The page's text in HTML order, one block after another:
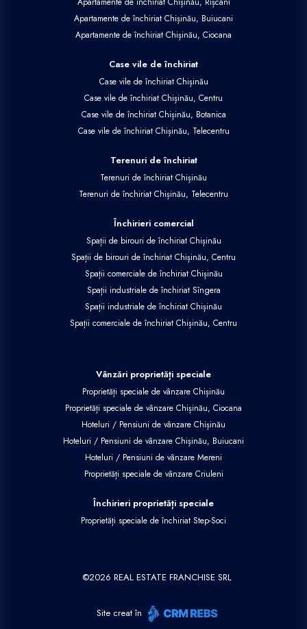
Apartamente de închiriat Chișinău, Buiucani
Apartamente de închiriat Chișinău, Ciocana
Case vile de închiriat
Case vile de închiriat Chișinău
Case vile de închiriat Chișinău, Centru
Case vile de închiriat Chișinău, Botanica
Case vile de închiriat Chișinău, Telecentru
Terenuri de închiriat
Terenuri de închiriat Chișinău
Terenuri de închiriat Chișinău, Telecentru
Închirieri comercial
Spații de birouri de închiriat Chișinău
Spații de birouri de închiriat Chișinău, Centru
Spații comerciale de închiriat Chișinău
Spații industriale de închiriat Sîngera
Spații industriale de închiriat Chișinău
Spații comerciale de închiriat Chișinău, Centru
Vânzări proprietăți speciale
Proprietăți speciale de vânzare Chișinău
Proprietăți speciale de vânzare Chișinău, Ciocana
Hoteluri / Pensiuni de vânzare Chișinău
Hoteluri / Pensiuni de vânzare Chișinău, Buiucani
Hoteluri / Pensiuni de vânzare Mereni
Proprietăți speciale de vânzare Criuleni
Închirieri proprietăți speciale
Proprietăți speciale de închiriat Step-Soci
©2026 REAL ESTATE FRANCHISE SRL
Site creat în